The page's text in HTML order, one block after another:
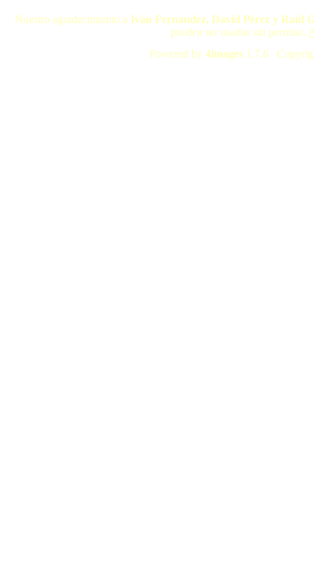
Nuestro agradecimiento a Iván Fernández, David Pérez y Raúl
pueden ser usadas sin permiso.
Powered by 4images 1.7.6